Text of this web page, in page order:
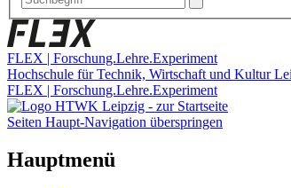
FLEX | Forschung.Lehre.Experiment
Hochschule für Technik, Wirtschaft und Kultur
FLEX | Forschung.Lehre.Experiment
Seiten Haupt-Navigation überspringen
Hauptmenü